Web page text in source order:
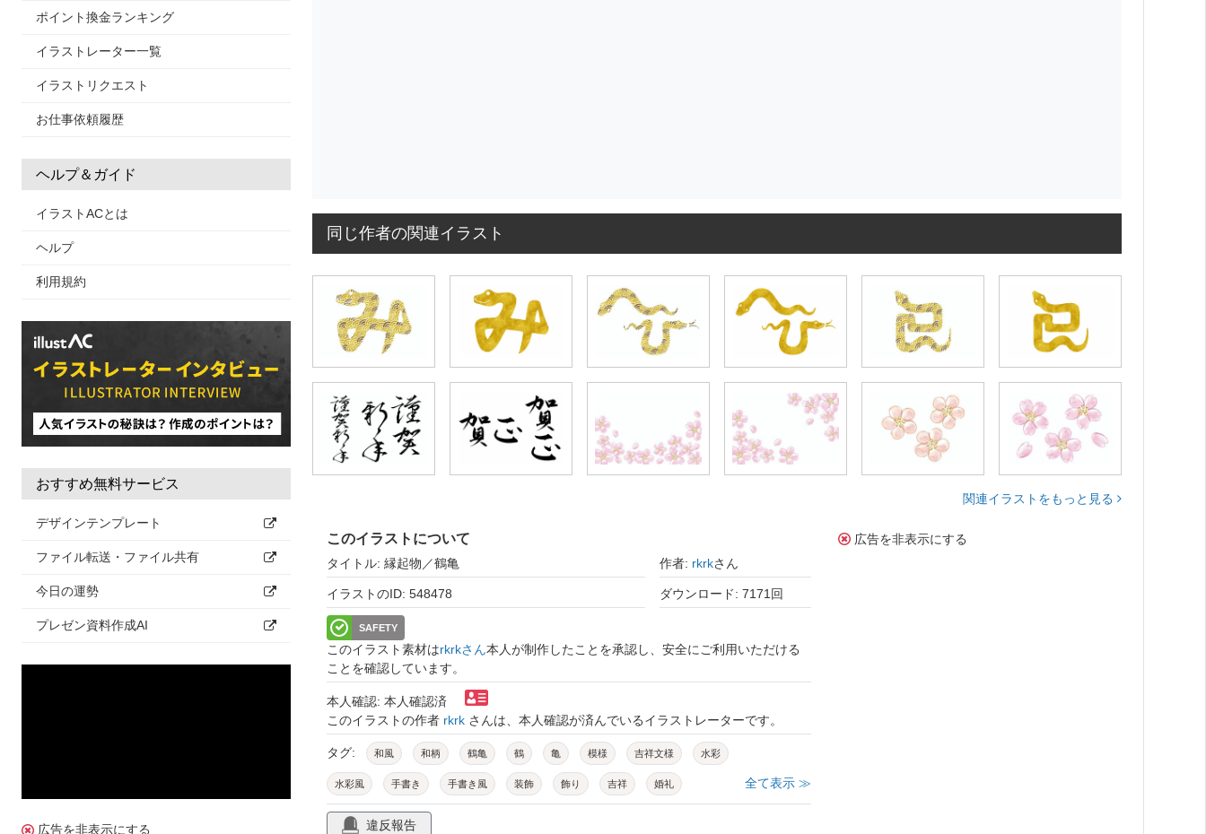
ポイント換金ランキング
イラストレーター一覧
イラストリクエスト
お仕事依頼履歴
ヘルプ＆ガイド
イラストACとは
ヘルプ
利用規約
おすすめ無料サービス
デザインテンプレート
ファイル転送・ファイル共有
今日の運勢
プレゼン資料作成AI
広告を非表示にする
同じ作者の関連イラスト
関連イラストをもっと見る
このイラストについて
タイトル: 縁起物／鶴亀 作者: rkrkさん
イラストのID: 548478 ダウンロード: 7171回
SAFETY
このイラスト素材はrkrkさん本人が制作したことを承認し、安全にご利用いただける
ことを確認しています。
本人確認: 本人確認済
このイラストの作者 rkrk さんは、本人確認が済んでいるイラストレーターです。
タグ: 和風 和柄 鶴亀 鶴 亀 模様 吉祥文様 水彩
水彩風 手書き 手書き風 装飾 飾り 吉祥 婚礼
年賀状 結婚
全て表示 ≫
違反報告
広告を非表示にする